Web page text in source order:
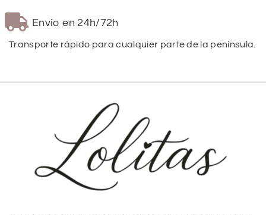
Envío en 24h/72h
Transporte rápido para cualquier parte de la península.